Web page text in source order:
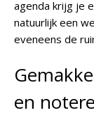
agenda krijg je
natuurlijk een
eveneens de
en